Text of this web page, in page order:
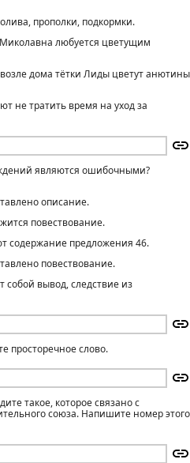
прополки, подкормки.
любуется цветущим
дома тётки Лиды цветут анютины
не тратить время на уход за
являются ошибочными?
описание.
повествование.
содержание предложения 46.
повествование.
собой вывод, следствие из
просторечное слово.
такое, которое связано с
союза. Напишите номер этого